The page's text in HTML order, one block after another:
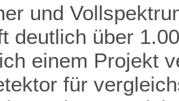
und
deutlich über
einem Projekt
für